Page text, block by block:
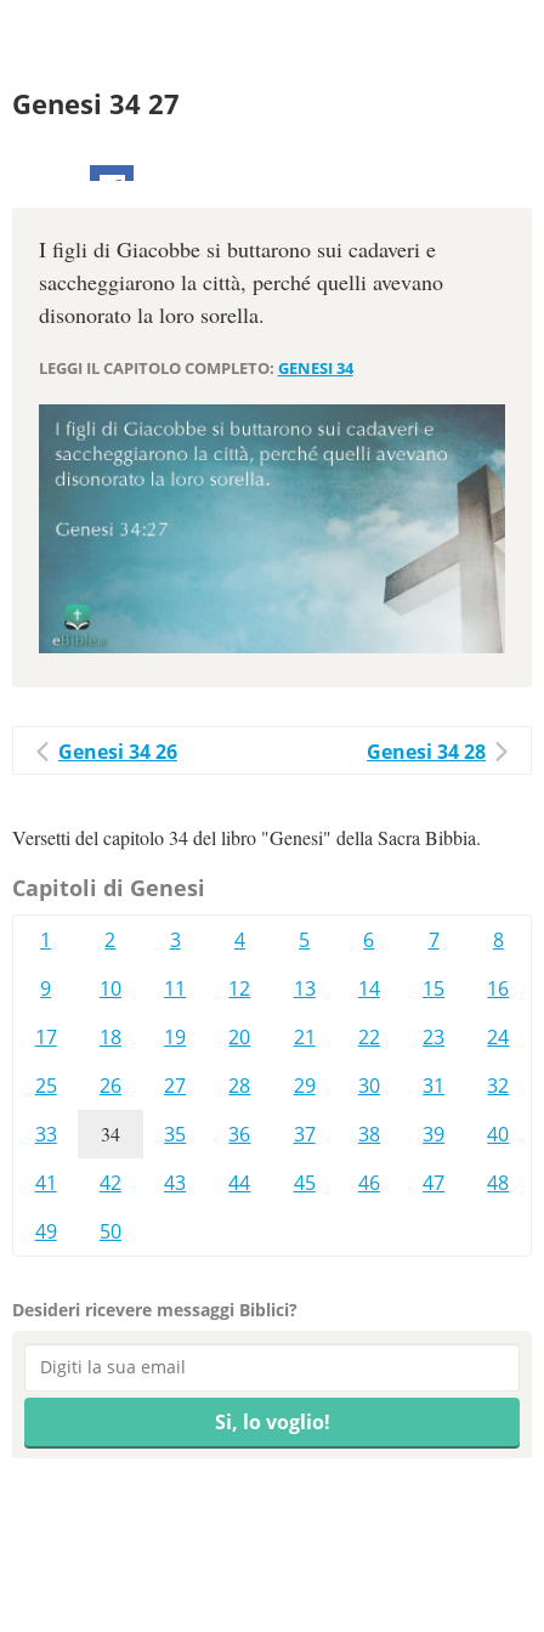
Genesi 34 27
I figli di Giacobbe si buttarono sui cadaveri e
saccheggiarono la città, perché quelli avevano
disonorato la loro sorella.
LEGGI IL CAPITOLO COMPLETO: GENESI 34
Genesi 34 26 Genesi 34 28
Versetti del capitolo 34 del libro "Genesi" della Sacra Bibbia.
Capitoli di Genesi
1 2 3 4 5 6 7
8
9
10 11 12 13 14 15
16
17
18 19 20 21 22 23
24
25
26 27 28 29 30 31
32
33
34 35 36 37 38 39
40
41
42 43 44 45 46 47
48
49
50
Desideri ricevere messaggi Biblici?